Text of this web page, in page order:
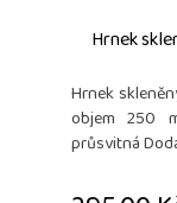
Hrnek
Hrnek
objem 250
průsvitná